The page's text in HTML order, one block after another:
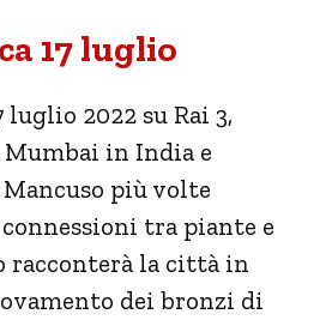
17 luglio
luglio 2022 su Rai 3,
in India e
più volte
tra piante e
racconterà la città in
dei bronzi di